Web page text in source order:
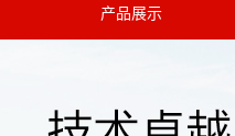
产品展示